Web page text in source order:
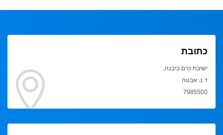
כתובת
ישיבת כרם ביבנה,
ד.נ. אבטח
7985500